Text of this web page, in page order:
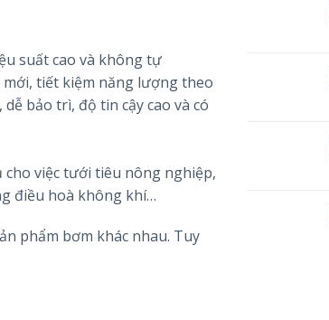
suất cao và không tự
mới, tiết kiệm năng lượng theo
bảo trì, độ tin cậy cao và có
việc tưới tiêu nông nghiệp,
điều hoà không khí…
phẩm bơm khác nhau. Tuy